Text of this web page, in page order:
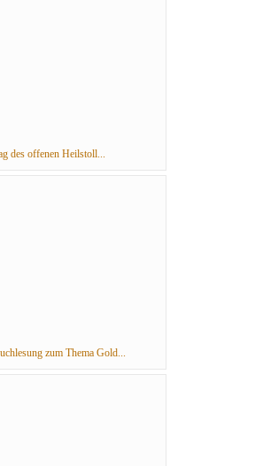
des offenen Heilstoll...
zum Thema Gold...